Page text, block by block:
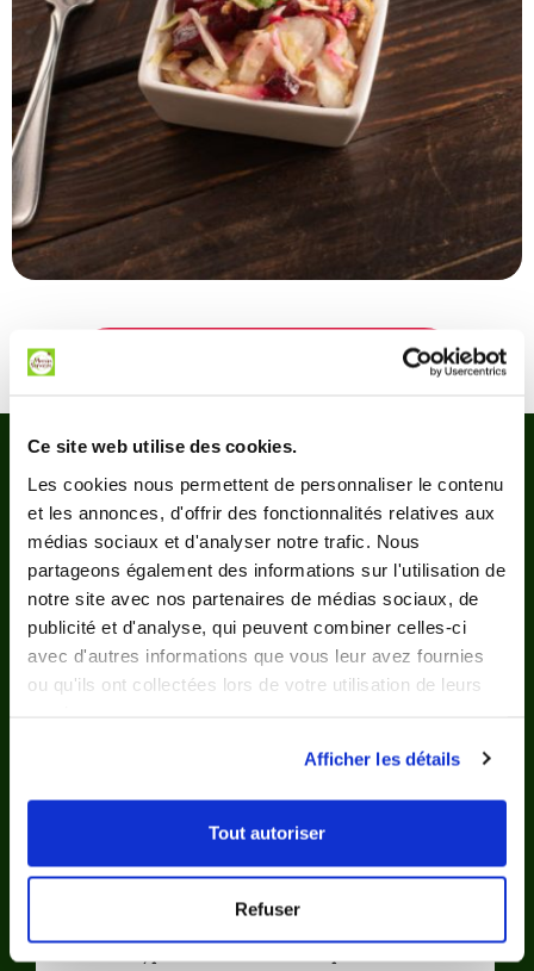
Ce site web utilise des cookies.
Les cookies nous permettent de personnaliser le contenu
et les annonces, d'offrir des fonctionnalités relatives aux
médias sociaux et d'analyser notre trafic. Nous
partageons également des informations sur l'utilisation de
notre site avec nos partenaires de médias sociaux, de
publicité et d'analyse, qui peuvent combiner celles-ci
avec d'autres informations que vous leur avez fournies
ou qu'ils ont collectées lors de votre utilisation de leurs
Afficher les détails
Tout autoriser
Refuser
CONSULTER LES TARIFS ET LES AIDES
Nos bénéficiaires
parlent de nous
détails pour que tout se passe bien. Le
portage des repas journaliers est parfait et
précis. C'est assez souple pour les